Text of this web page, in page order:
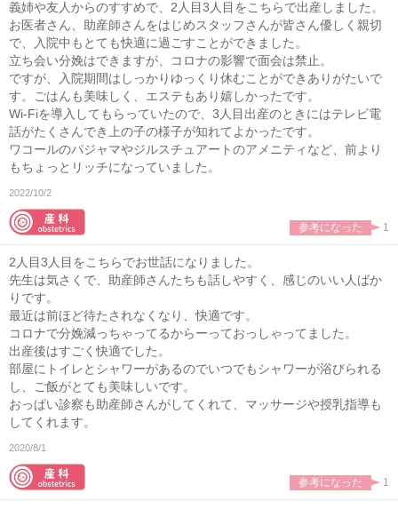
義姉や友人からのすすめで、2人目3人目をこちらで出産しました。
お医者さん、助産師さんをはじめスタッフさんが皆さん優しく親切
で、入院中もとても快適に過ごすことができました。
立ち会い分娩はできますが、コロナの影響で面会は禁止。
ですが、入院期間はしっかりゆっくり休むことができありがたいで
す。ごはんも美味しく、エステもあり嬉しかったです。
Wi-Fiを導入してもらっていたので、3人目出産のときにはテレビ電
話がたくさんでき上の子の様子が知れてよかったです。
ワコールのパジャマやジルスチュアートのアメニティなど、前より
もちょっとリッチになっていました。
2022/10/2
参考になった 1
2人目3人目をこちらでお世話になりました。
先生は気さくで、助産師さんたちも話しやすく、感じのいい人ばか
りです。
最近は前ほど待たされなくなり、快適です。
コロナで分娩減っちゃってるからーっておっしゃってました。
出産後はすごく快適でした。
部屋にトイレとシャワーがあるのでいつでもシャワーが浴びられる
し、ご飯がとても美味しいです。
おっぱい診察も助産師さんがしてくれて、マッサージや授乳指導も
してくれます。
2020/8/1
参考になった 1